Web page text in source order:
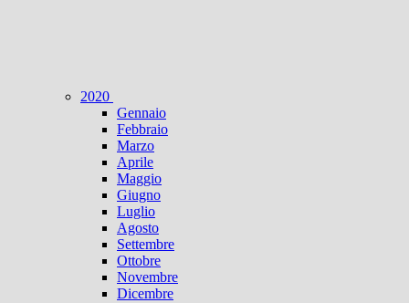
2020
Gennaio
Febbraio
Marzo
Aprile
Maggio
Giugno
Luglio
Agosto
Settembre
Ottobre
Novembre
Dicembre